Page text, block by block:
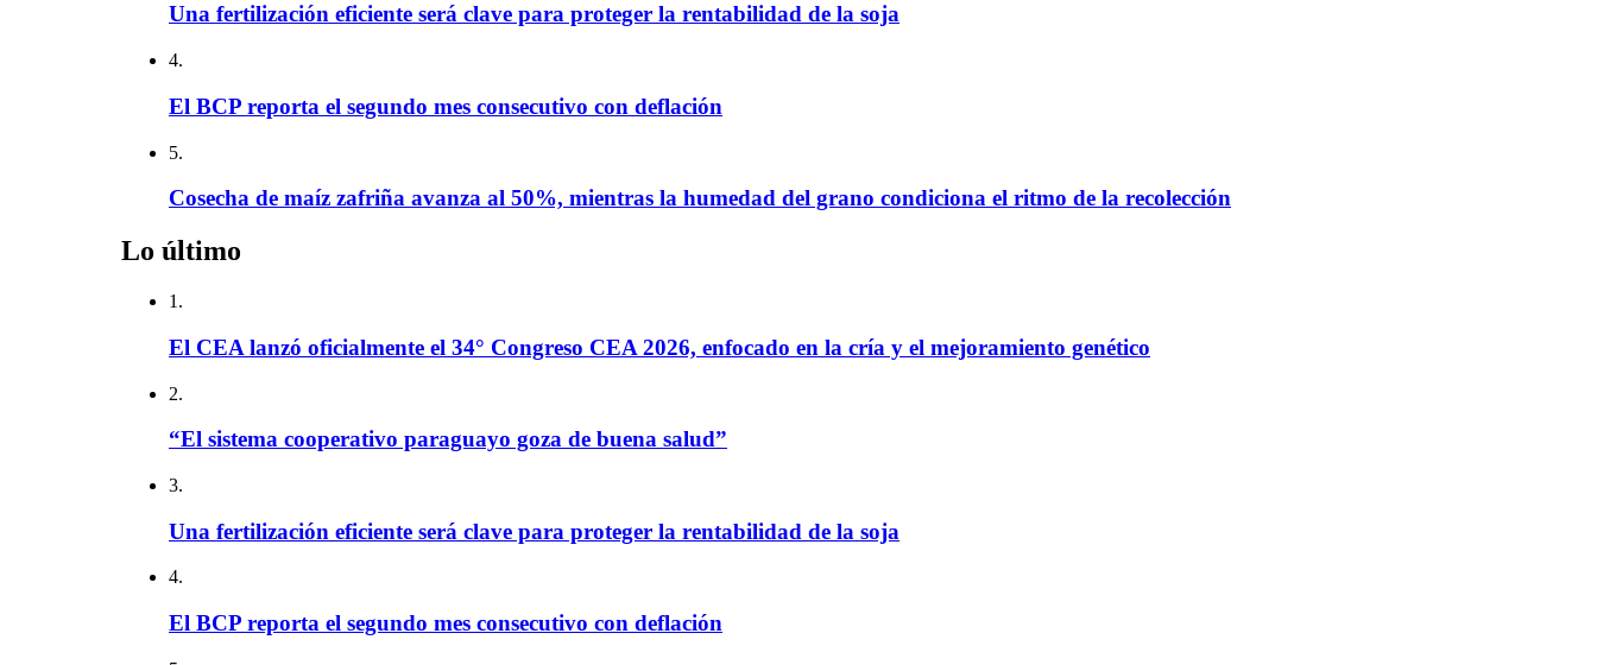
Una fertilización eficiente será clave para proteger la rentabilidad de la soja
4.
El BCP reporta el segundo mes consecutivo con deflación
5.
Cosecha de maíz zafriña avanza al 50%, mientras la humedad del grano condiciona el ritmo de la recolección
Lo último
1.
El CEA lanzó oficialmente el 34° Congreso CEA 2026, enfocado en la cría y el mejoramiento genético
2.
“El sistema cooperativo paraguayo goza de buena salud”
3.
Una fertilización eficiente será clave para proteger la rentabilidad de la soja
4.
El BCP reporta el segundo mes consecutivo con deflación